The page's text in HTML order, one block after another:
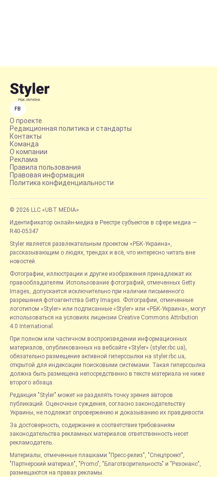
FB
О проекте
Редакционная политика и стандарты
Контакты
Команда
О компании
Реклама
Правила пользования
Правовая информация
Политика конфиденциальности
© 2026 LLC «UBT MEDIA»
Идентификатор онлайн-медиа в Реестре субъектов в сфере медиа —
R40-05347
Styler является развлекательным проектом «РБК-Украина»,
рассказывающим о людях, трендах и всё, что интересно читать вне
новостей.
Фотографии, иллюстрации и другие изображения принадлежат их
правообладателям. Использование фотографий, отмеченных Getty
Images, допускается исключительно при наличии письменного
разрешения фотоагентства Getty Images. Фотографии, отмеченные
логотипом «Styler» или подписанные «Styler» или «РБК-Украина», могут
использоваться на условиях лицензии Creative Commons Attribution
4.0 International.
При полном или частичном воспроизведении информационных
материалов, опубликованных на вебсайте «Styler» (styler.rbc.ua),
обязательно размещение активной гиперссылки на styler.rbc.ua,
открытой для индексации поисковыми системами. Такая гиперссылка
должна быть размещена непосредственно в тексте материала не ниже
второго абзаца.
Редакция "Styler" может не разделять точку зрения авторов
публикаций. Оценочные суждения, согласно законодательству
Украины, не подлежат опровержению и доказыванию их правдивости.
За достоверность, содержание и соответствие требованиям
законодательства рекламных материалов ответственность несет
рекламодатель.
Материалы, отмеченные плашками "Пресс-релиз", "Спецпроект",
"Партнерский материал", "Promo", "Благотворительность" и "Резонанс",
размещаются на правах рекламы.